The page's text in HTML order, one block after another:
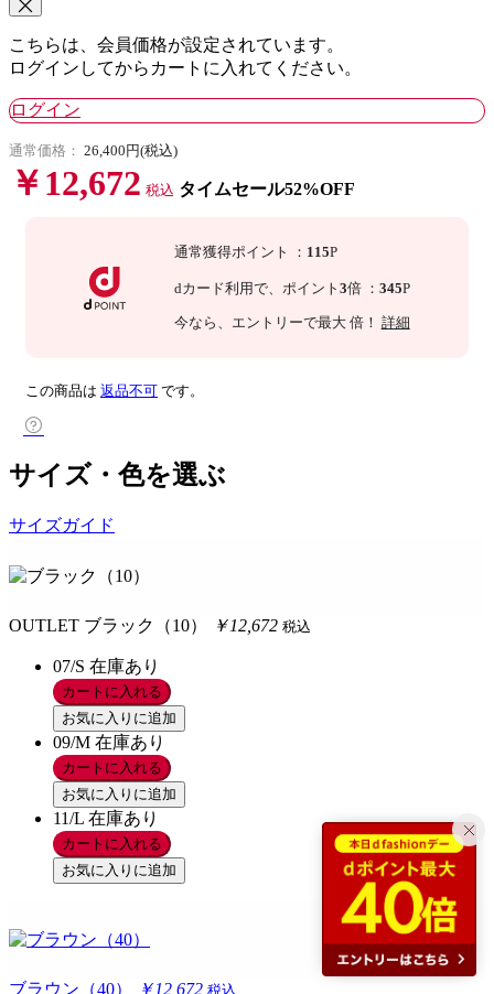
こちらは、会員価格が設定されています。
ログインしてからカートに入れてください。
ログイン
通常価格： 26,400円(税込)
￥12,672 税込 タイムセール52%OFF
通常獲得ポイント ： 115P
dカード利用で、 ポイント 3倍 ： 345P
今なら 、エントリーで最大 倍！ 詳細
この商品は 返品不可 です。
サイズ・色を選ぶ
サイズガイド
OUTLET ブラック（10） ￥12,672 税込
07/S 在庫あり
カートに入れる
お気に入りに追加
09/M 在庫あり
カートに入れる
お気に入りに追加
11/L 在庫あり
カートに入れる
お気に入りに追加
ブラウン（40） ￥12,672 税込